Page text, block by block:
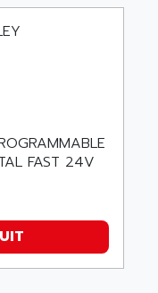
FAST 24V